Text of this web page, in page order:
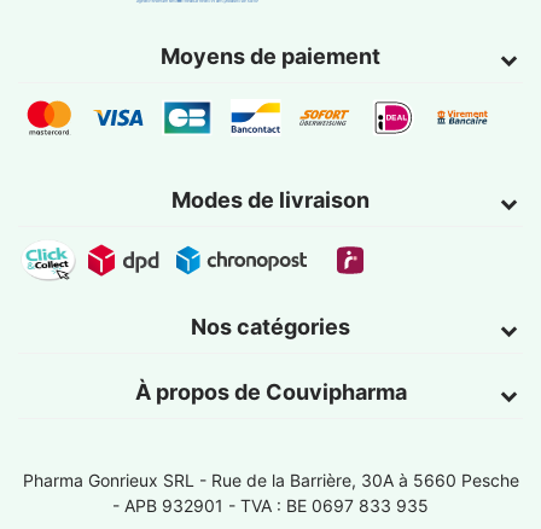
Moyens de paiement
Modes de livraison
Nos catégories
À propos de Couvipharma
Pharma Gonrieux SRL - Rue de la Barrière, 30A à 5660 Pesche
- APB 932901 - TVA : BE 0697 833 935